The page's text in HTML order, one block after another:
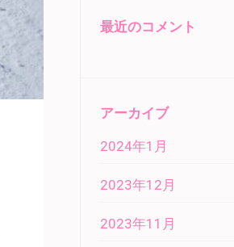
最近のコメント
アーカイブ
2024年1月
2023年12月
2023年11月